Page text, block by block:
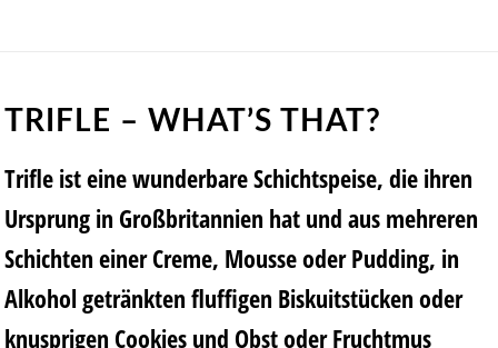
TRIFLE – WHAT’S THAT?
Trifle ist eine wunderbare Schichtspeise, die ihren
Ursprung in Großbritannien hat und aus mehreren
Schichten einer Creme, Mousse oder Pudding, in
Alkohol getränkten fluffigen Biskuitstücken oder
knusprigen Cookies und Obst oder Fruchtmus